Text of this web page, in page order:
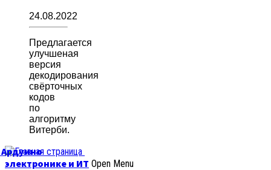
24.08.2022
Предлагается
улучшеная
версия
декодирования
свёрточных
кодов
по
алгоритму
Витерби.
Ардуино
электронике и ИТ Open Menu